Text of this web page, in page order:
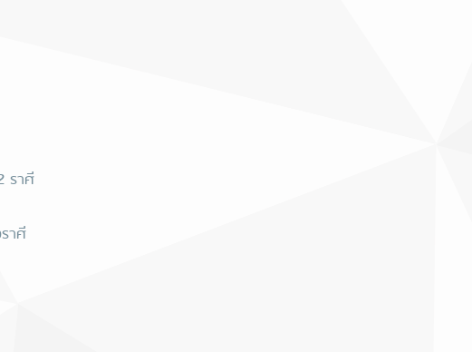
ราศี
าศี